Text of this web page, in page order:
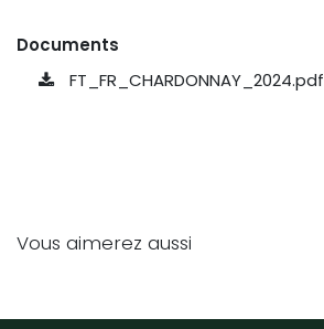
Documents
FT_FR_CHARDONNAY_2024.pdf
Vous aimerez aussi